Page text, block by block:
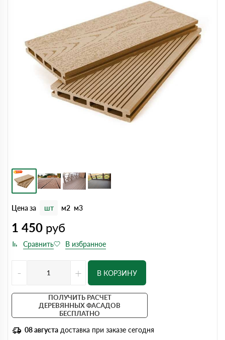
Цена за шт м2 м3
1 450 руб
- + В КОРЗИНУ
ПОЛУЧИТЬ РАСЧЕТ
ДЕРЕВЯННЫХ ФАСАДОВ
БЕСПЛАТНО
08 августа доставка при заказе сегодня